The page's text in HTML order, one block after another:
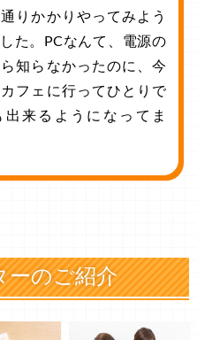
りかかりやってみよう
た。PCなんて、電源の
知らなかったのに、今
フェに行ってひとりで
出来るようになってま
ーのご紹介